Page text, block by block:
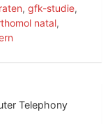
, gfk-studie,
natal,
Telephony